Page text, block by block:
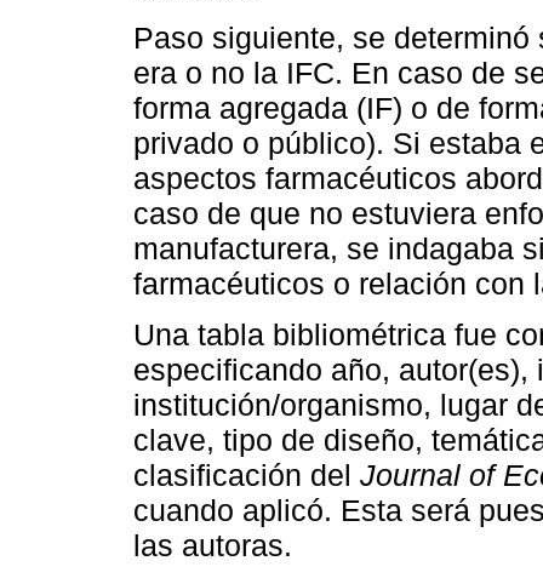
Paso siguiente, se
era o no la IFC. En caso de
forma agregada (IF) o de
privado o público). Si estaba
aspectos farmacéuticos
caso de que no estuviera
manufacturera, se indagaba
farmacéuticos o relación con
Una tabla bibliométrica fue
especificando año,
institución/organismo, lugar
clave, tipo de diseño,
clasificación del Journal of
cuando aplicó. Esta será
las autoras.